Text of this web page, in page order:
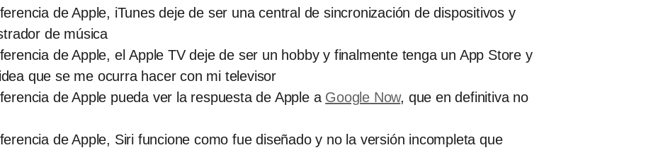
de Apple, iTunes deje de ser una central de sincronización de dispositivos y
de música
de Apple, el Apple TV deje de ser un hobby y finalmente tenga un App Store y
que se me ocurra hacer con mi televisor
de Apple pueda ver la respuesta de Apple a Google Now, que en definitiva no
de Apple, Siri funcione como fue diseñado y no la versión incompleta que